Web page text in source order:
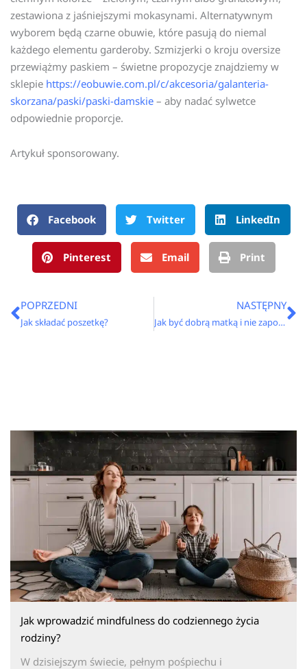
zestawiona z jaśniejszymi mokasynami. Alternatywnym
wyborem będą czarne obuwie, które pasują do niemal
każdego elementu garderoby. Szmizjerki o kroju oversize
przewiążmy paskiem – świetne propozycje znajdziemy w
sklepie https://eobuwie.com.pl/c/akcesoria/galanteria-
skorzana/paski/paski-damskie – aby nadać sylwetce
odpowiednie proporcje.
Artykuł sponsorowany.
Facebook Twitter LinkedIn
Pinterest Email Print
Prev
POPRZEDNI
Jak składać poszetkę?
NASTĘPNY
Jak być dobrą matką i nie zapominać o sobie?
Jak wprowadzić mindfulness do codziennego życia
rodziny?
W dzisiejszym świecie, pełnym pośpiechu i